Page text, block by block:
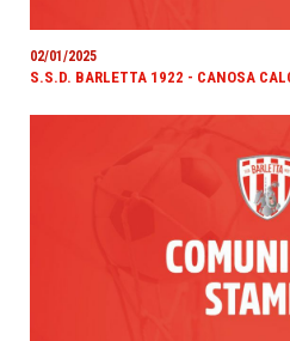
02/01/2025
S.S.D. BARLETTA 1922 - CANOSA